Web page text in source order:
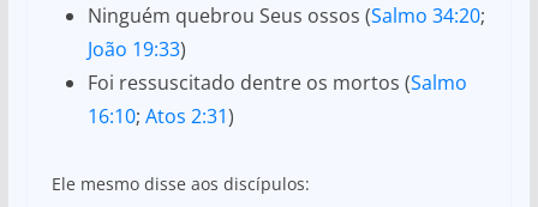
Ninguém quebrou Seus ossos (Salmo 34:20;
João 19:33)
Foi ressuscitado dentre os mortos (Salmo
16:10; Atos 2:31)
Ele mesmo disse aos discípulos: